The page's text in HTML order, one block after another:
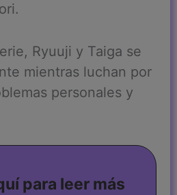
Ryuuji y Taiga se
mientras luchan por
personales y
para leer más